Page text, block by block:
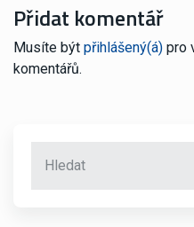
Přidat komentář
Musíte být přihlášený(á) pro
komentářů.